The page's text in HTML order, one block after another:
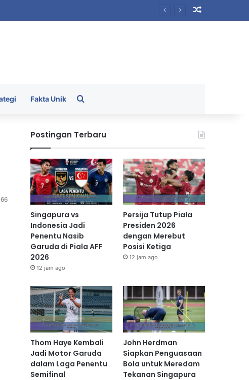
Fakta Unik
Postingan Terbaru
Singapura vs
Indonesia Jadi
Penentu Nasib
Garuda di Piala AFF
2026
12 jam ago
Persija Tutup Piala
Presiden 2026
dengan Merebut
Posisi Ketiga
12 jam ago
Thom Haye Kembali
Jadi Motor Garuda
dalam Laga Penentu
Semifinal
John Herdman
Siapkan Penguasaan
Bola untuk Meredam
Tekanan Singapura